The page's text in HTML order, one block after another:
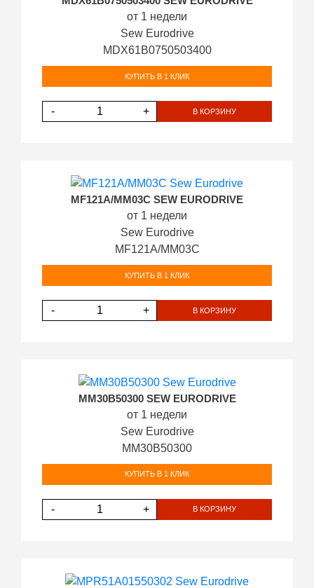
от 1 недели
Sew Eurodrive
MDX61B0750503400
КУПИТЬ В 1 КЛИК
- + В КОРЗИНУ
MF121A/MM03C SEW EURODRIVE
от 1 недели
Sew Eurodrive
MF121A/MM03C
КУПИТЬ В 1 КЛИК
- + В КОРЗИНУ
MM30B50300 SEW EURODRIVE
от 1 недели
Sew Eurodrive
MM30B50300
КУПИТЬ В 1 КЛИК
- + В КОРЗИНУ